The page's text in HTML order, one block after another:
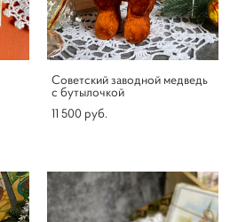
Советский заводной медведь
с бутылочкой
11 500 pуб.